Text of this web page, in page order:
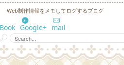
Web制作情報をメモしてログするブログ
Google+ mail